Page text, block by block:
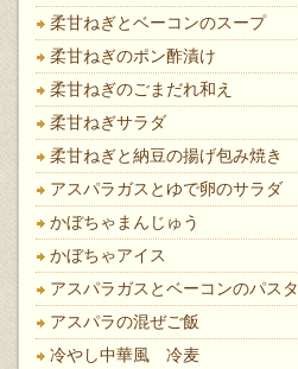
柔甘ねぎとベーコンのスープ
柔甘ねぎのポン酢漬け
柔甘ねぎのごまだれ和え
柔甘ねぎサラダ
柔甘ねぎと納豆の揚げ包み焼き
アスパラガスとゆで卵のサラダ
かぼちゃまんじゅう
かぼちゃアイス
アスパラガスとベーコンのパスタ
アスパラの混ぜご飯
冷やし中華風 冷麦